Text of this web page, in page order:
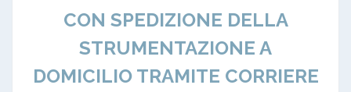
CON SPEDIZIONE DELLA
STRUMENTAZIONE A
DOMICILIO TRAMITE CORRIERE